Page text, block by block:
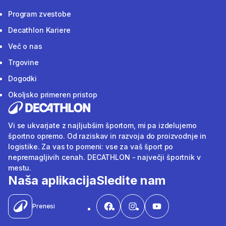
Program zvestobe
Decathlon Kariere
Več o nas
Trgovine
Dogodki
Okoljsko primeren pristop
Vi se ukvarjate z najljubšim športom, mi pa izdelujemo
športno opremo. Od raziskav in razvoja do proizvodnje in
logistike. Za vas to pomeni: vse za vaš šport po
nepremagljivih cenah. DECATHLON - največji športnik v
mestu.
Naša aplikacija
Prenesi
Sledite nam